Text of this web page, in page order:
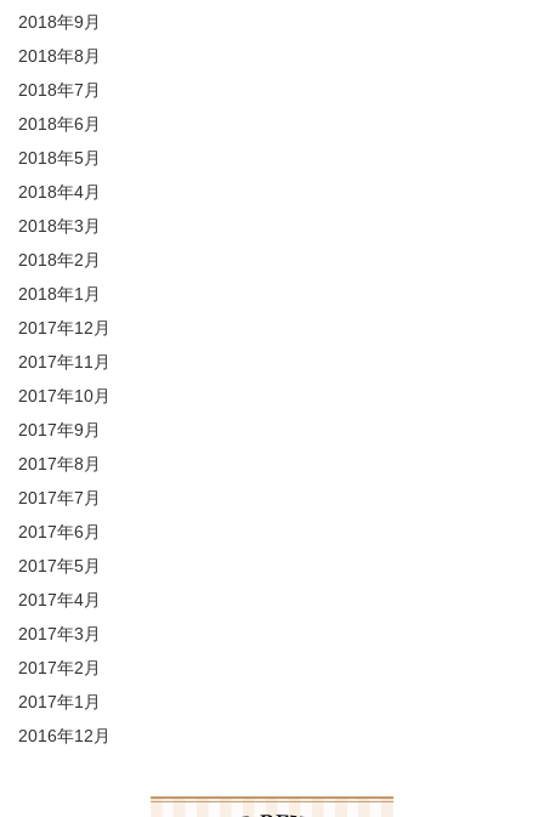
2018年9月
2018年8月
2018年7月
2018年6月
2018年5月
2018年4月
2018年3月
2018年2月
2018年1月
2017年12月
2017年11月
2017年10月
2017年9月
2017年8月
2017年7月
2017年6月
2017年5月
2017年4月
2017年3月
2017年2月
2017年1月
2016年12月